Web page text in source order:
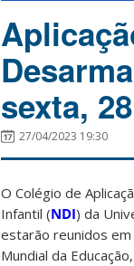
sexta, 28
27/04/2023 19:30
O Colégio de
Infantil (NDI) da
estarão reunidos em
Mundial da